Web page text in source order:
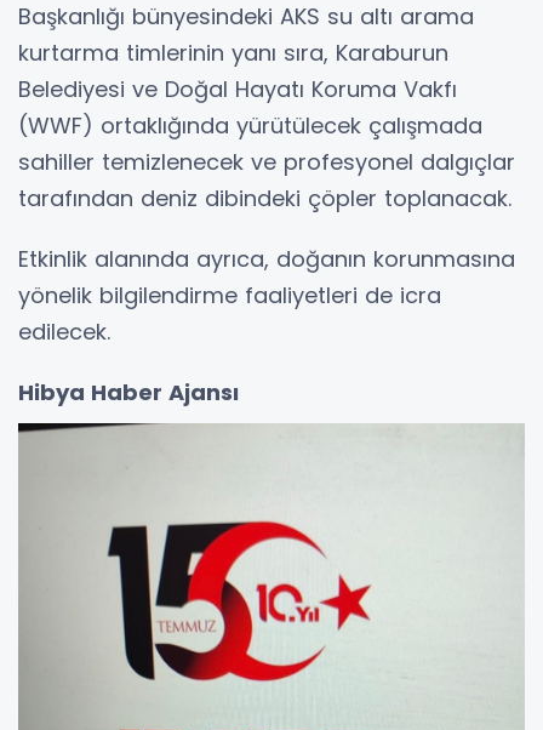
Başkanlığı bünyesindeki AKS su altı arama
kurtarma timlerinin yanı sıra, Karaburun
Belediyesi ve Doğal Hayatı Koruma Vakfı
(WWF) ortaklığında yürütülecek çalışmada
sahiller temizlenecek ve profesyonel dalgıçlar
tarafından deniz dibindeki çöpler toplanacak.
Etkinlik alanında ayrıca, doğanın korunmasına
yönelik bilgilendirme faaliyetleri de icra
edilecek.
Hibya Haber Ajansı